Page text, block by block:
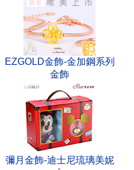
EZGOLD金飾-金加鋼系列
金飾
彌月金飾-迪士尼琉璃美妮